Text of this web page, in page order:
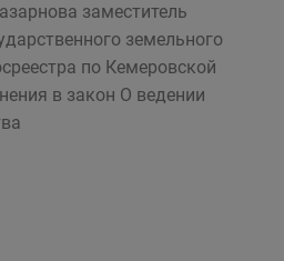
заместитель
земельного
по Кемеровской
в закон О ведении